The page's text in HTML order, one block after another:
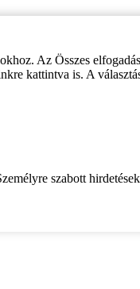
Az Összes
kattintva is. A
szabott